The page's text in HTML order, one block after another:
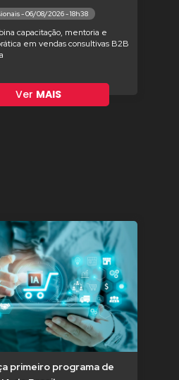
- 06/08/2026 - 18h38
capacitação, mentoria e
em vendas consultivas B2B
Ver MAIS
primeiro programa de